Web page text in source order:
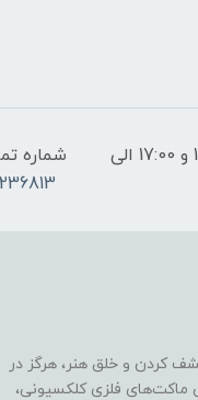
ساعات پاسخگویی: فقط روزهای غیر تعطیل از ساعت 10:00 الی 14:00 و 17:00 الی
شماره
023-
کردن و خلق هنر، هرگز در
ماکت‌های فلزی کلکسیونی،